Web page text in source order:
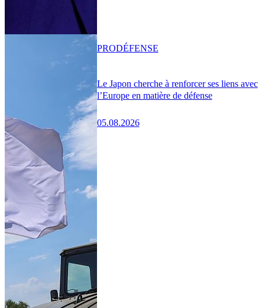
Le Japon cherche à renforcer ses liens avec
l’Europe en matière de défense
05.08.2026
PRODÉFENSE